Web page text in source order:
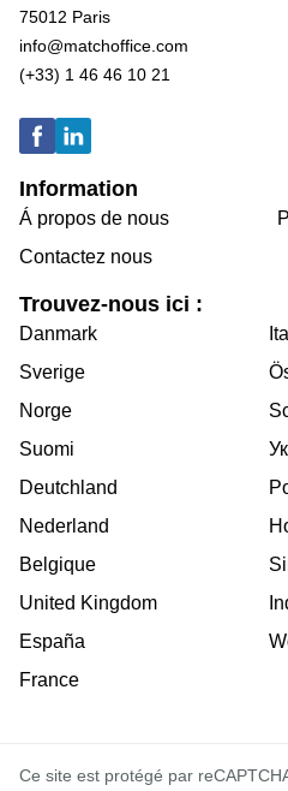
75012 Paris
info@matchoffice.com
(+33) 1 46 46 10 21
Information
Á propos de nous
Contactez nous
Trouvez-nous ici :
Danmark
Sverige
Norge
Suomi
Deutchland
Nederland
Belgique
United Kingdom
España
France
Ce site est protégé par